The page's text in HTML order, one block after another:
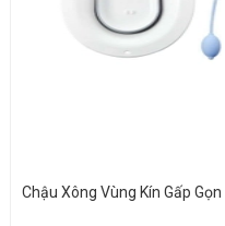
Chậu Xông Vùng Kín Gấp Gọn